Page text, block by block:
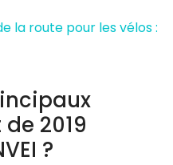
la route pour les vélos :
2019
?